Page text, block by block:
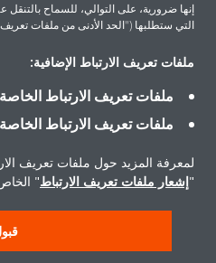
المنتجات
حول دايكن
إنها ضرورية، على التوالي، للسماح بالتنقل
التي ستطلبها ("الحد الأدنى من ملفات تعريف
ملفات تعريف الارتباط الإضافية:
ملفات تعريف الارتباط الخاصة
ملفات تعريف الارتباط
لمعرفة المزيد حول ملفات تعريف
"إشعار ملفات تعريف الارتباط" الخاص